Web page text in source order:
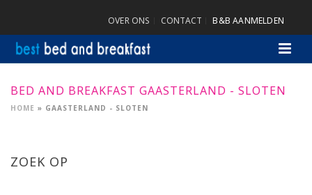
OVER ONS CONTACT B&B AANMELDEN
BED AND BREAKFAST GAASTERLAND - SLOTEN
HOME » GAASTERLAND - SLOTEN
ZOEK OP